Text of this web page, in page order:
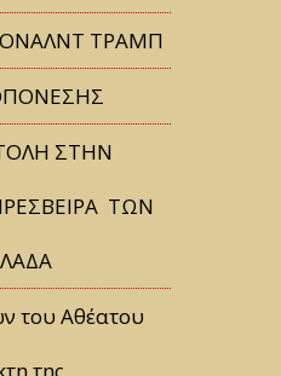
ΤΡΑΜΠ
ΣΤΗΝ
ΤΩΝ
του Αθέατου